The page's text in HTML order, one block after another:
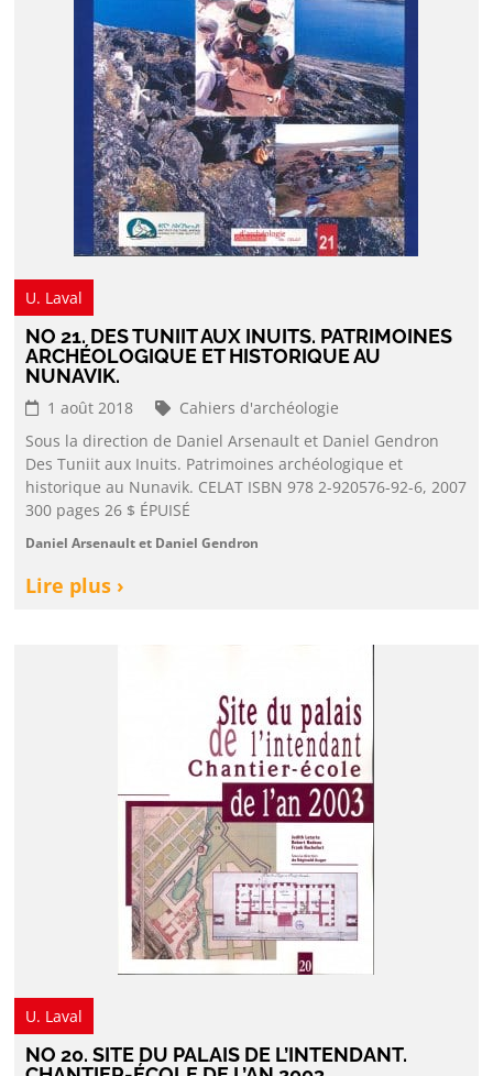
U. Laval
NO 21. DES TUNIIT AUX INUITS. PATRIMOINES
ARCHÉOLOGIQUE ET HISTORIQUE AU
NUNAVIK.
1 août 2018
Cahiers d'archéologie
Sous la direction de Daniel Arsenault et Daniel Gendron
Des Tuniit aux Inuits. Patrimoines archéologique et
historique au Nunavik. CELAT ISBN 978 2-920576-92-6, 2007
300 pages 26 $ ÉPUISÉ
Daniel Arsenault et Daniel Gendron
Lire plus ›
U. Laval
NO 20. SITE DU PALAIS DE L’INTENDANT.